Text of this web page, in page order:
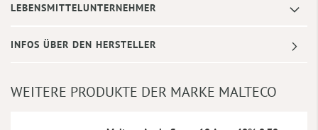
LEBENSMITTELUNTERNEHMER
INFOS ÜBER DEN HERSTELLER
WEITERE PRODUKTE DER MARKE MALTECO